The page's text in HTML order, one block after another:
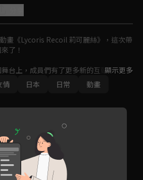
畫《Lycoris Recoil 莉可麗絲》，這次帶
了！
台上，成員們有了更多新的互動。
吧。
顯示更多
情 日本 日常
動畫